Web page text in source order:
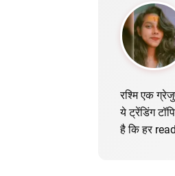
रश्मि एक
ये ट्रेंडिंग
है कि हर